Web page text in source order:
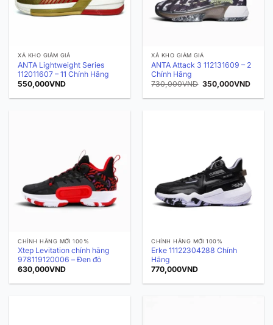
XẢ KHO GIẢM GIÁ
ANTA Lightweight Series
112011607 – 11 Chính Hãng
550,000VND
XẢ KHO GIẢM GIÁ
ANTA Attack 3 112131609 – 2
Chính Hãng
730,000VND Giá
là:
350,000VNDGiá
tại
CHÍNH HÃNG MỚI 100%
Xtep Levitation chính hãng
978119120006 – Đen đỏ
630,000VND
CHÍNH HÃNG MỚI 100%
Erke 11122304288 Chính
Hãng
770,000VND